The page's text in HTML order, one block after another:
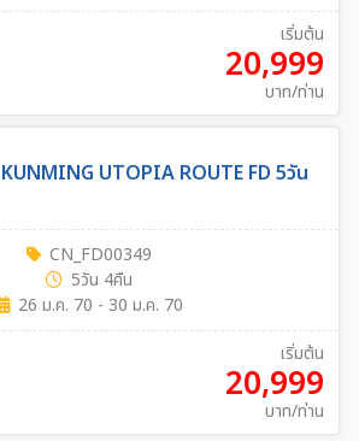
เริ่มต้น
20,999
บาท/ท่าน
UTOPIA ROUTE FD 5วัน
CN_FD00349
5วัน 4คืน
26 ม.ค. 70 - 30 ม.ค. 70
เริ่มต้น
20,999
บาท/ท่าน